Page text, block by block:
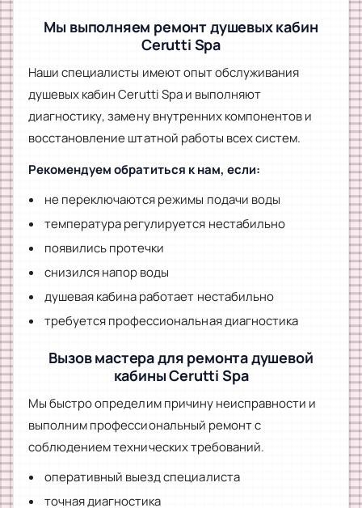
Мы выполняем ремонт душевых кабин
Cerutti Spa
Наши специалисты имеют опыт обслуживания
душевых кабин Cerutti Spa и выполняют
диагностику, замену внутренних компонентов и
восстановление штатной работы всех систем.
Рекомендуем обратиться к нам, если:
не переключаются режимы подачи воды
температура регулируется нестабильно
появились протечки
снизился напор воды
душевая кабина работает нестабильно
требуется профессиональная диагностика
Вызов мастера для ремонта душевой
кабины Cerutti Spa
Мы быстро определим причину неисправности и
выполним профессиональный ремонт с
соблюдением технических требований.
оперативный выезд специалиста
точная диагностика